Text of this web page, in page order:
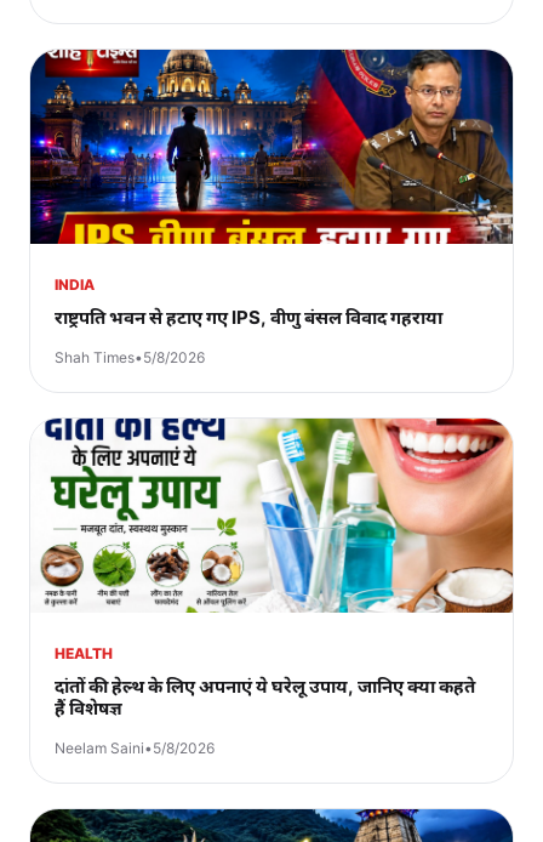
INDIA
राष्ट्रपति भवन से हटाए गए IPS, वीणु बंसल विवाद गहराया
Shah Times•5/8/2026
HEALTH
दांतों की हेल्थ के लिए अपनाएं ये घरेलू उपाय, जानिए क्या कहते
हैं विशेषज्ञ
Neelam Saini•5/8/2026